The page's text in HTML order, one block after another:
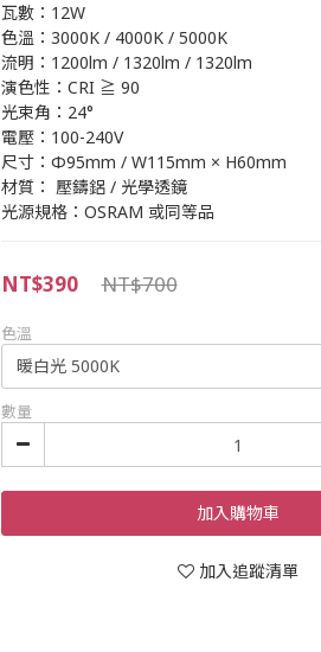
瓦數：12W
色溫：3000K / 4000K / 5000K
流明：1200lm / 1320lm / 1320lm
演色性：CRI ≧ 90
光束角：24°
電壓：100-240V
尺寸：Φ95mm / W115mm × H60mm
材質： 壓鑄鋁 / 光學透鏡
光源規格：OSRAM 或同等品
NT$700
NT$390
色溫
數量
加入購物車
加入追蹤清單